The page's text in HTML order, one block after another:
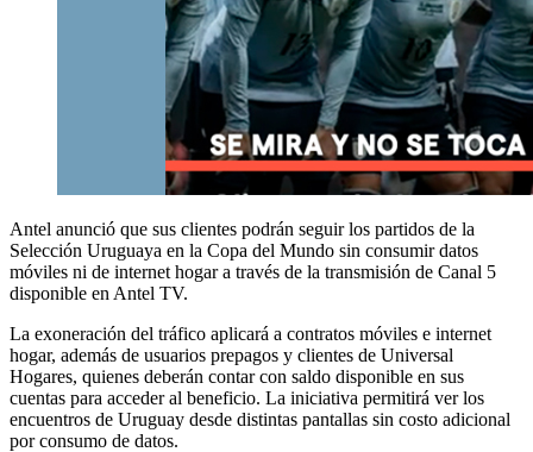
Antel anunció que sus clientes podrán seguir los partidos de la
Selección Uruguaya en la Copa del Mundo sin consumir datos
móviles ni de internet hogar a través de la transmisión de Canal 5
disponible en Antel TV.
La exoneración del tráfico aplicará a contratos móviles e internet
hogar, además de usuarios prepagos y clientes de Universal
Hogares, quienes deberán contar con saldo disponible en sus
cuentas para acceder al beneficio. La iniciativa permitirá ver los
encuentros de Uruguay desde distintas pantallas sin costo adicional
por consumo de datos.